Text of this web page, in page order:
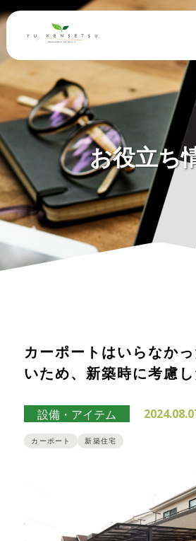
お役立ち
カーポートはいらなか
いため、新築時に考慮
設備・アイテム
カーポート 新築住宅